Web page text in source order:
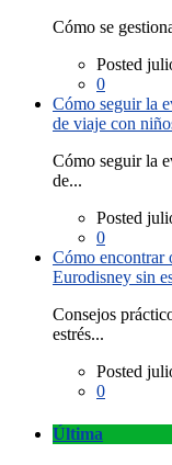
Cómo se
Posted
0
Cómo seguir la
de viaje con
Cómo seguir la
de...
Posted
0
Cómo encontrar
Eurodisney sin
Consejos
estrés...
Posted
0
Última